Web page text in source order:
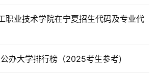
职业技术学院在宁夏招生代码及专业代
办大学排行榜（2025考生参考)